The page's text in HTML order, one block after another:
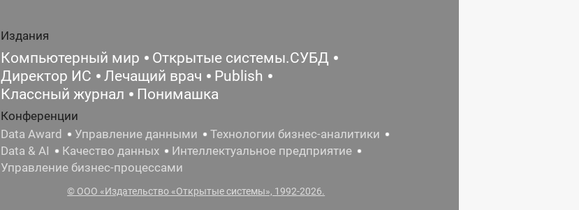
Издания
Компьютерный мир
Открытые системы.СУБД
Директор ИС
Лечащий врач
Publish
Классный журнал
Понимашка
Конференции
Data Award
Управление данными
Технологии бизнес-аналитики
Data & AI
Качество данных
Интеллектуальное предприятие
Управление бизнес-процессами
© ООО «Издательство «Открытые системы», 1992-2026.